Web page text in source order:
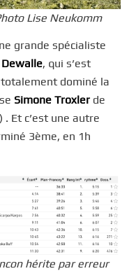
Lise Neukomm
grande spécialiste
, qui s’est
dominé la
Simone Troxler de
Et c’est une autre
3ème, en 1h
hérite par erreur